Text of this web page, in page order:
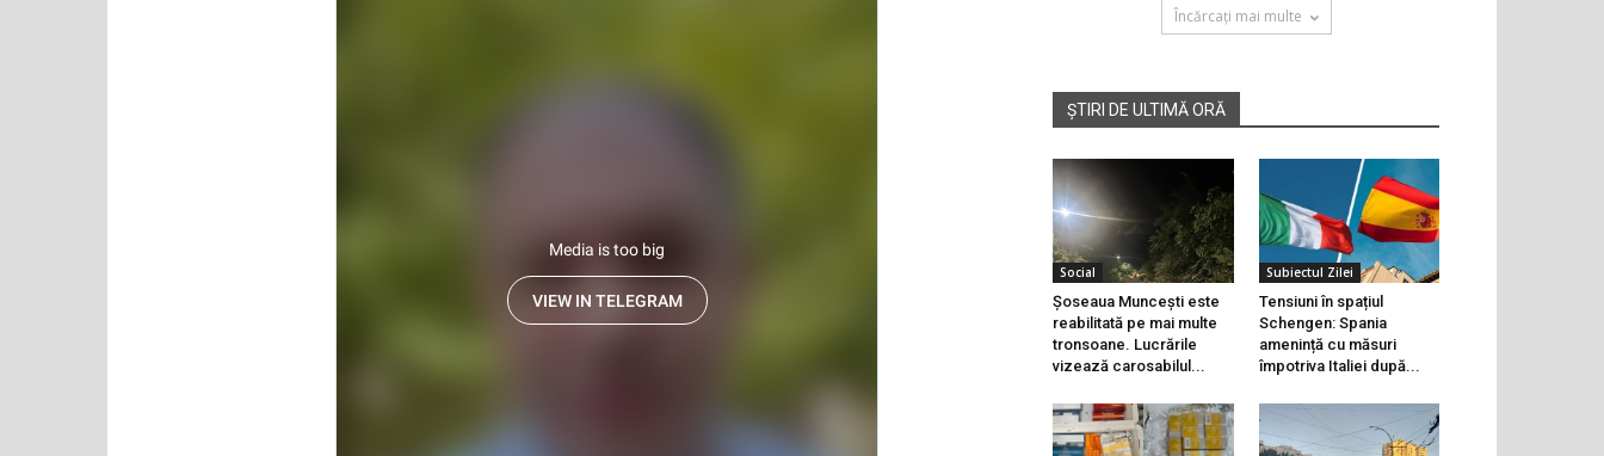
Încărcați mai multe
ȘTIRI DE ULTIMĂ ORĂ
Social
Șoseaua Muncești este
reabilitată pe mai multe
tronsoane. Lucrările
vizează carosabilul...
Subiectul Zilei
Tensiuni în spațiul
Schengen: Spania
amenință cu măsuri
împotriva Italiei după...